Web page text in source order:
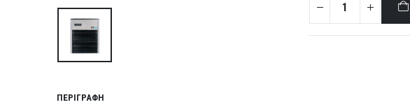
ΠΕΡΙΓΡΑΦΉ